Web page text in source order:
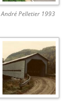
André Pelletier 1993